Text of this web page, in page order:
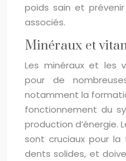
poids sain et
associés.
Minéraux et
Les minéraux et les
pour de
notamment la
fonctionnement du
production d’énergie.
sont cruciaux pour
dents solides, et